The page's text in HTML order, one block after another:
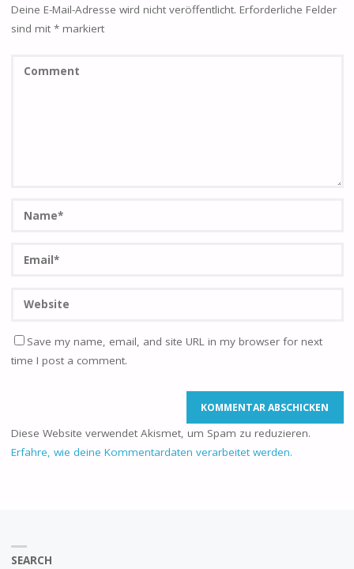
Deine E-Mail-Adresse wird nicht veröffentlicht. Erforderliche Felder
sind mit *markiert
Save my name, email, and site URL in my browser for next
time I post a comment.
Diese Website verwendet Akismet, um Spam zu reduzieren.
Erfahre, wie deine Kommentardaten verarbeitet werden.
SEARCH